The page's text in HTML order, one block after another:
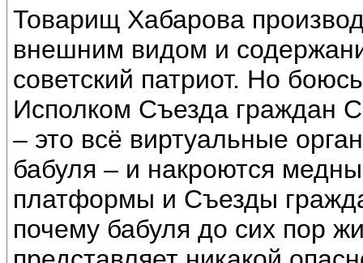
Товарищ Хабарова
внешним видом и
советский патриот. Но
Исполком Съезда граждан
– это всё виртуальные
бабуля – и накроются
платформы и Съезды
почему бабуля до сих пор